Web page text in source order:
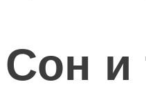
Сон и